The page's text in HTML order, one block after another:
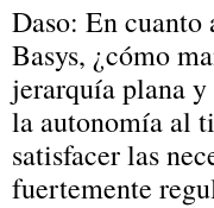
Daso: En
Basys, ¿cómo
jerarquía plana
la autonomía al
satisfacer las
fuertemente